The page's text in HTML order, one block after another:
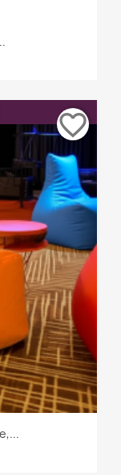
favorite_border